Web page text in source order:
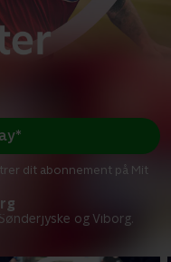
og Viborg.
dit abonnement på Mit